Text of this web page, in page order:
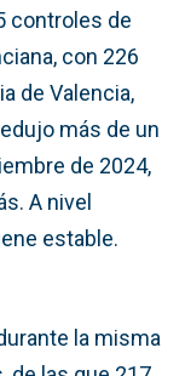
controles de
con 226
de Valencia,
más de un
de 2024,
A nivel
estable.
la misma